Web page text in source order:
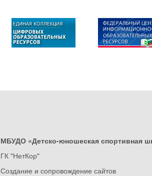
МБУДО «Детско-юношеская спортивная
ГК "НетКор"
Создание и сопровождение сайтов